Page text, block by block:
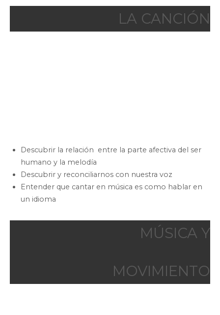
LA CANCIÓN
Descubrir la relación entre la parte afectiva del ser
humano y la melodía
Descubrir y reconciliarnos con nuestra voz
Entender que cantar en música es como hablar en
un idioma
MÚSICA Y
MOVIMIENTO